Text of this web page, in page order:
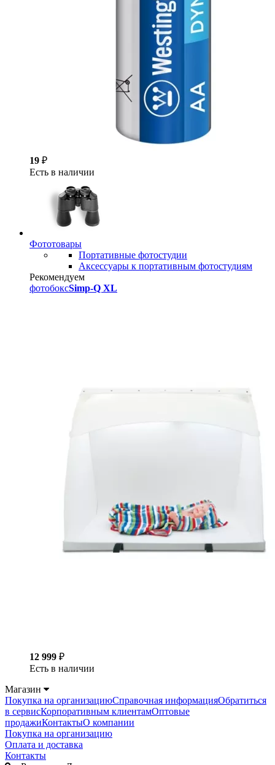
19 ₽
Есть в наличии
Фототовары
Портативные фотостудии
Аксессуары к портативным фотостудиям
Рекомендуем
фотобоксSimp-Q XL
12 999 ₽
Есть в наличии
Магазин
Покупка на организациюСправочная информацияОбратиться
в сервисКорпоративным клиентамОптовые
продажиКонтактыО компании
Покупка на организацию
Оплата и доставка
Контакты